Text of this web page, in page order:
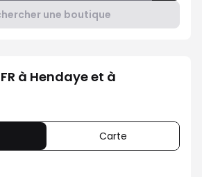
une boutique
à Hendaye et à
Carte